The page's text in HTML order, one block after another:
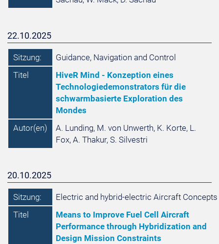
22.10.2025
Sitzung:
Guidance, Navigation and Control
Titel
HiveR Mind - Konzeption eines
Technologiedemonstrators für die
schwarmbasierte Exploration des
Mondes
Autor(en)
A. Lunding, M. von Unwerth, K. Korte, L.
Fox, A. Thakur, S. Silvestri
20.10.2025
Sitzung:
Electric and hybrid-electric Aircraft Concepts
Titel
Means to Improve Fuel Cell Aircraft
Performance through Hybridization and
Design Mission Constraints